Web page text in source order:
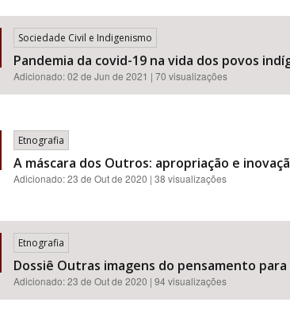
Sociedade Civil e Indigenismo
Pandemia da covid-19 na vida dos povos
Adicionado:02 de Jun de 2021 | 70 visualizações
Etnografia
A máscara dos Outros: apropriação e
Adicionado:23 de Out de 2020 | 38 visualizações
Etnografia
Dossiê Outras imagens do pensamento
Adicionado:23 de Out de 2020 | 94 visualizações